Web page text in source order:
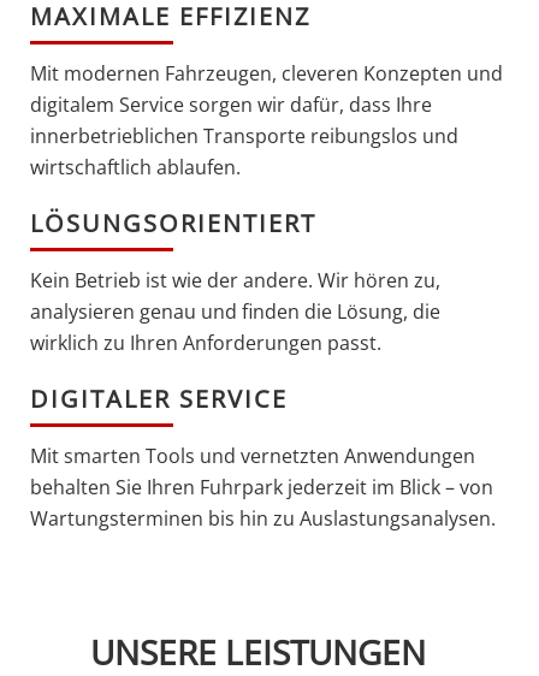
MAXIMALE EFFIZIENZ
Mit modernen Fahrzeugen, cleveren Konzepten und
digitalem Service sorgen wir dafür, dass Ihre
innerbetrieblichen Transporte reibungslos und
wirtschaftlich ablaufen.
LÖSUNGSORIENTIERT
Kein Betrieb ist wie der andere. Wir hören zu,
analysieren genau und finden die Lösung, die
wirklich zu Ihren Anforderungen passt.
DIGITALER SERVICE
Mit smarten Tools und vernetzten Anwendungen
behalten Sie Ihren Fuhrpark jederzeit im Blick – von
Wartungsterminen bis hin zu Auslastungsanalysen.
UNSERE LEISTUNGEN